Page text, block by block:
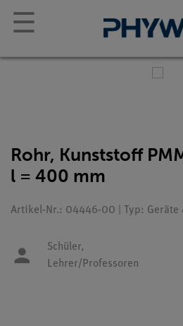
☰
Rohr, Kunststoff
l = 400 mm
Artikel-Nr.: 04446-00 | Typ: Geräte
Schüler,
Lehrer/Professoren